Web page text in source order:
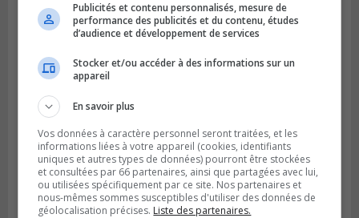
VIEUX-LONGUEUIL
Publié le 31 juillet 2026 à 14h20
Le RTL dévoile sa nouvelle flotte de
transport adapté
Publicités et contenu personnalisés, mesure de
performance des publicités et du contenu, études
d’audience et développement de services
Stocker et/ou accéder à des informations sur un
appareil
En savoir plus
Vos données à caractère personnel seront traitées, et les
informations liées à votre appareil (cookies, identifiants
uniques et autres types de données) pourront être stockées
et consultées par 66 partenaires, ainsi que partagées avec lui,
ou utilisées spécifiquement par ce site. Nos partenaires et
nous-mêmes sommes susceptibles d'utiliser des données de
géolocalisation précises. Liste des partenaires.